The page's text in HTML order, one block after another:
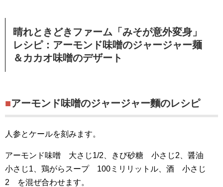
晴れときどきファーム「みそが意外変身」
レシピ：アーモンド味噌のジャージャー麺
＆カカオ味噌のデザート
■アーモンド味噌のジャージャー麵のレシピ
人参とケールを刻みます。
アーモンド味噌 大さじ1/2、きび砂糖 小さじ2、醤油
小さじ1、鶏がらスープ 100ミリリットル、酒 小さじ
2 を混ぜ合わせます。